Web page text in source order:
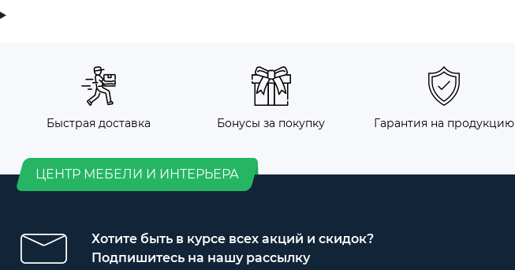
Быстрая доставка Бонусы за покупку Гарантия на продукцию
ЦЕНТР МЕБЕЛИ И ИНТЕРЬЕРА
Хотите быть в курсе всех акций и скидок?
Подпишитесь на нашу рассылку